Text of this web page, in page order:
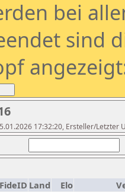
bei
sind
17:32:20, Ersteller/Letzter
FideID Land Elo